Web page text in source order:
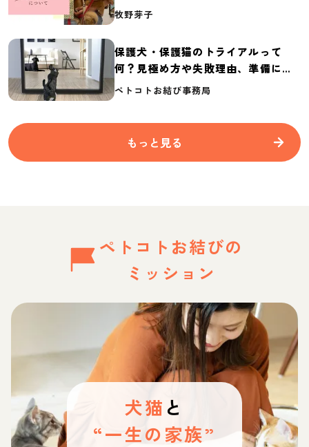
介
牧野芽子
保護犬・保護猫のトライアルって
何？見極め方や失敗理由、準備に必
要なものを紹介
ペトコトお結び事務局
もっと見る
ペトコトお結びの
ミッション
犬猫 と
“一生の家族”